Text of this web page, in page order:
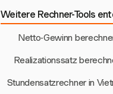
Weitere Rechner-Tools
Netto-Gewinn
Realizationssatz
Stundensatzrechner in